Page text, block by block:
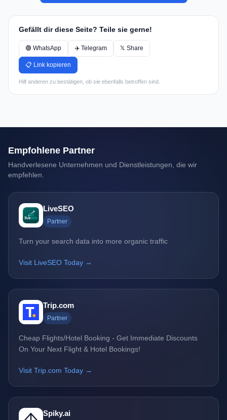
Gefällt dir diese Seite? Teile sie gerne!
🟢 WhatsApp ✈️ Telegram 𝕏 Share
📋 Link kopieren
Hilf anderen zu bestätigen, ob sie ebenfalls betroffen sind.
Empfohlene Partner
Handverlesene Unternehmen und Dienstleistungen, die wir
empfehlen.
LiveSEO
Partner
Turn your search data into more organic traffic
Visit LiveSEO Today →
Trip.com
Partner
Cheap Flights/Hotel Booking - Get Immediate Discounts
On Your Next Flight & Hotel Bookings!
Visit Trip.com Today →
Spiky.ai